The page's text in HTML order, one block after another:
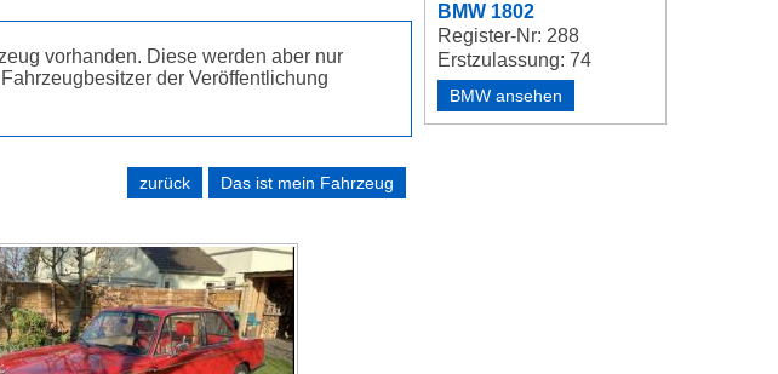
vorhanden. Diese werden aber nur
der Veröffentlichung
Das ist mein Fahrzeug
zurück
BMW 1802
Register-Nr: 288
Erstzulassung: 74
BMW ansehen